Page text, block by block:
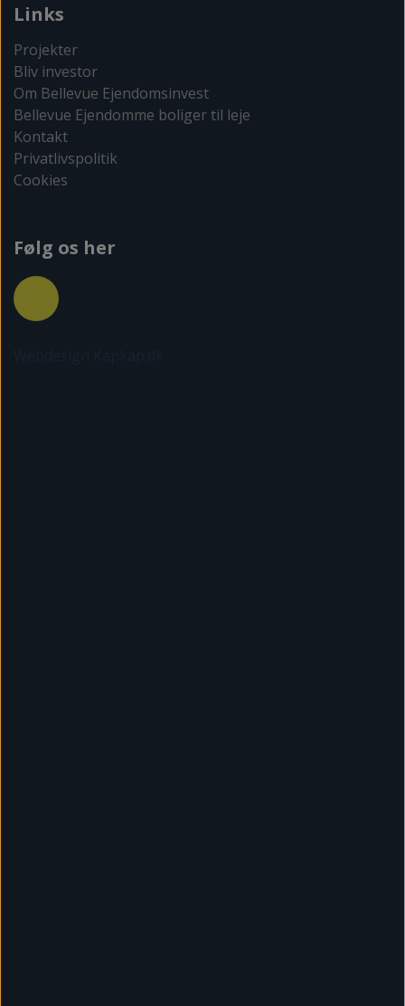
Links
Projekter
Bliv investor
Om Bellevue Ejendomsinvest
Bellevue Ejendomme boliger til leje
Kontakt
Privatlivspolitik
Cookies
Følg os her